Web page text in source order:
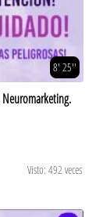
8' 25''
Neuromarketing.
Visto: 492 veces